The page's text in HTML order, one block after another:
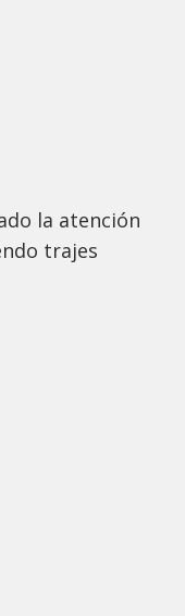
la atención
trajes